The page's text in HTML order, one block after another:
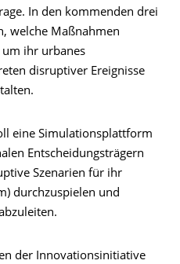
In den kommenden drei
welche Maßnahmen
ihr urbanes
disruptiver Ereignisse
eine Simulationsplattform
Entscheidungsträgern
Szenarien für ihr
durchzuspielen und
der Innovationsinitiative